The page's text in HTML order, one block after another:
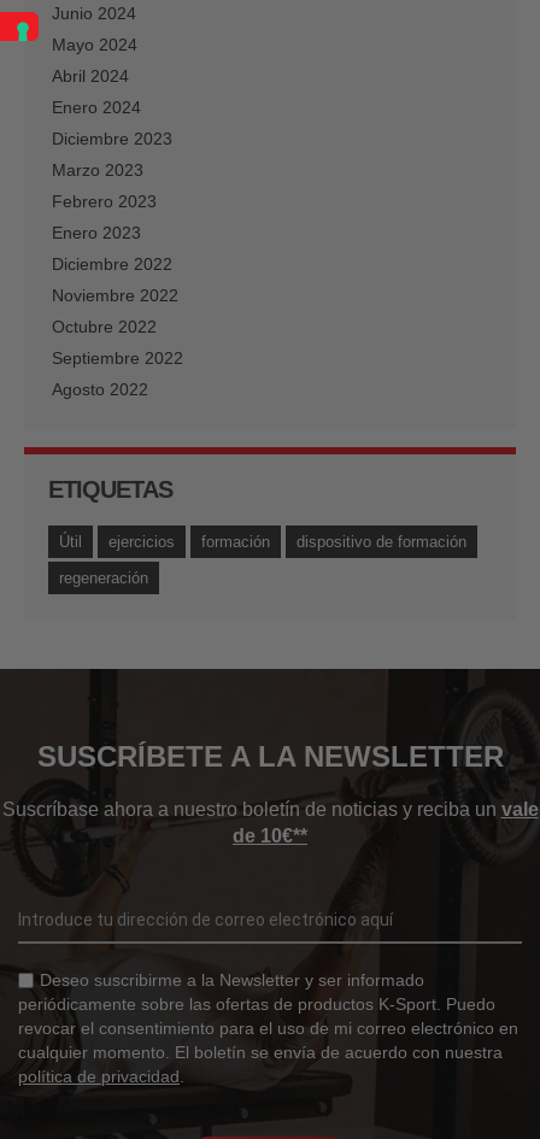
Junio 2024
Mayo 2024
Abril 2024
Enero 2024
Diciembre 2023
Marzo 2023
Febrero 2023
Enero 2023
Diciembre 2022
Noviembre 2022
Octubre 2022
Septiembre 2022
Agosto 2022
ETIQUETAS
Útil ejercicios formación
dispositivo de formación
regeneración
SUSCRÍBETE A LA NEWSLETTER
Suscríbase ahora a nuestro boletín de noticias y reciba un vale
de 10€**
Deseo suscribirme a la Newsletter y ser informado
periódicamente sobre las ofertas de productos K-Sport. Puedo
revocar el consentimiento para el uso de mi correo electrónico en
cualquier momento. El boletín se envía de acuerdo con nuestra
política de privacidad